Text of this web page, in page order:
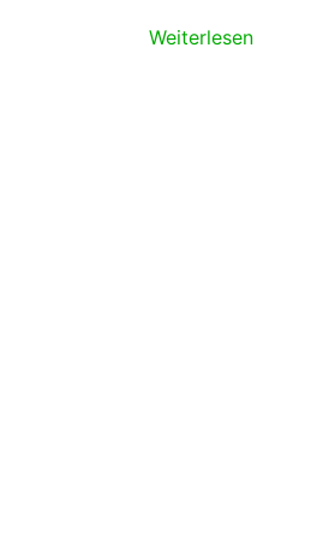
Weiterlesen